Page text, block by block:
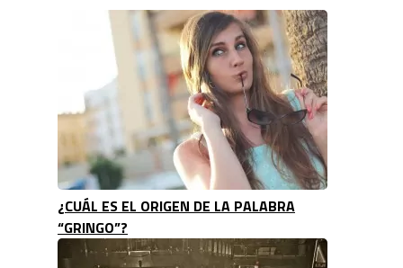
¿CUÁL ES EL ORIGEN DE LA PALABRA
“GRINGO”?